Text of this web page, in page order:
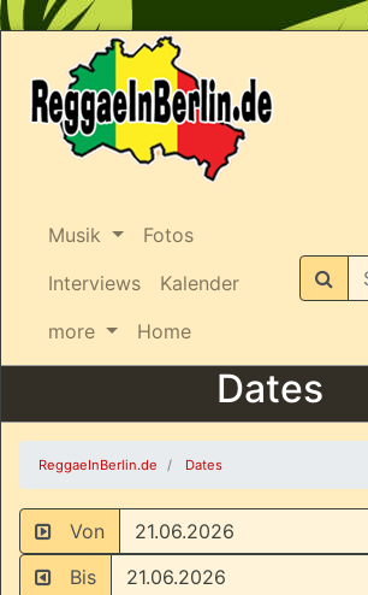
Musik
Fotos
Interviews
Kalender
more
Home
Suchen
Dates
ReggaeInBerlin.de Dates
Von
Bis